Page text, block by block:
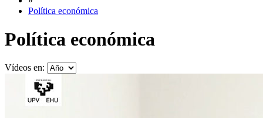
Política económica
Política económica
Vídeos en: